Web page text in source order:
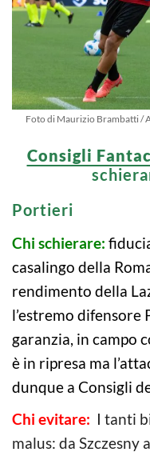
Foto di Maurizio Brambatti /
Consigli
Portieri
Chi schierare:
casalingo della
rendimento della
l’estremo difensore
garanzia, in campo
è in ripresa ma
dunque a Consigli
Chi evitare: I tanti
malus: da Szczesny